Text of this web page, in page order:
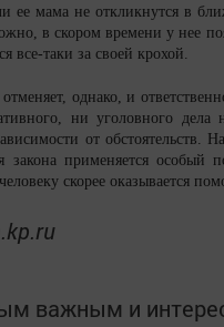
ее мама не откликнутся в
в скором времени у нее
все-таки за своей крохой.
однако, и
ни уголовного
от обстоятельств.
закона применяется особый
скорее оказывается
важным и